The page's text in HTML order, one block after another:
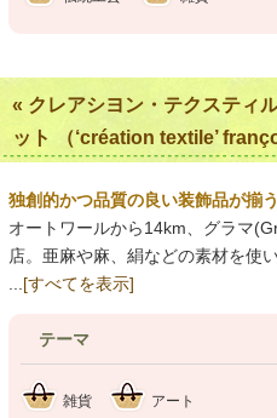
« クレアシヨン・テクスティ
ット （‘création textile’
独創的かつ品質の良い装飾品が揃う
オートワールから14km、グラマ
店。亜麻や麻、絹などの素材を使
[すべてを表示]
テーマ
雑貨 アート